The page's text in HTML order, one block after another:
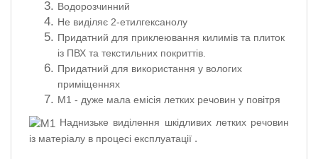
Водорозчинний
Не виділяє 2-етилгексанолу
Придатний для приклеювання килимів та плиток
із ПВХ та текстильних покриттів.
Придатний для використання у вологих
приміщеннях
М1 - дуже мала емісія летких речовин у повітря
Наднизьке виділення шкідливих летких речовин
із матеріалу в процесі експлуатації .